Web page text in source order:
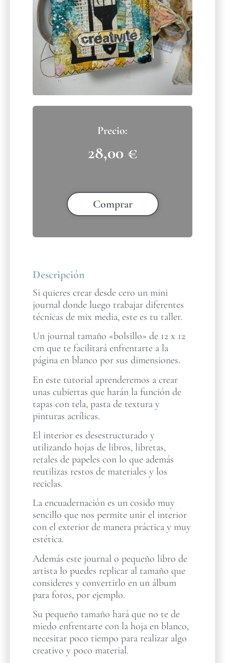
28,00 €
Comprar
Descripción
Si quieres crear desde cero un mini
journal donde luego trabajar diferentes
técnicas de mix media, este es tu taller.
Un journal tamaño «bolsillo» de 12 x 12
cm que te facilitará enfrentarte a la
página en blanco por sus dimensiones.
En este tutorial aprenderemos a crear
unas cubiertas que harán la función de
tapas con tela, pasta de textura y
pinturas acrílicas.
El interior es desestructurado y
utilizando hojas de libros, libretas,
retales de papeles con lo que además
reutilizas restos de materiales y los
reciclas.
La encuadernación es un cosido muy
sencillo que nos permite unir el interior
con el exterior de manera práctica y muy
estética.
Además este journal o pequeño libro de
artista lo puedes replicar al tamaño que
consideres y convertirlo en un álbum
para fotos, por ejemplo.
Su pequeño tamaño hará que no te de
miedo enfrentarte con la hoja en blanco,
necesitar poco tiempo para realizar algo
creativo y poco material.